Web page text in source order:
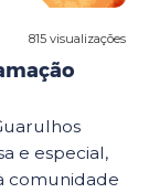
815 visualizações
e especial,
comunidade